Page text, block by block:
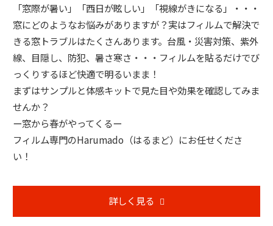
「窓際が暑い」「西日が眩しい」「視線がきになる」・・・
窓にどのようなお悩みがありますが？実はフィルムで解決で
きる窓トラブルはたくさんあります。台風・災害対策、紫外
線、目隠し、防犯、暑さ寒さ・・・フィルムを貼るだけでび
っくりするほど快適で明るいまま！
まずはサンプルと体感キットで見た目や効果を確認してみま
せんか？
ー窓から春がやってくるー
フィルム専門のHarumado（はるまど）にお任せくださ
い！
詳しく見る